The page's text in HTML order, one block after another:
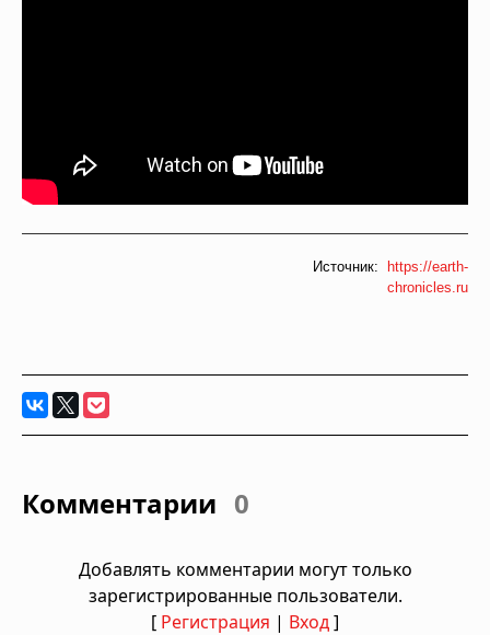
Источник: https://earth-
chronicles.ru
Комментарии 0
Добавлять комментарии могут только
зарегистрированные пользователи.
[ Регистрация | Вход]